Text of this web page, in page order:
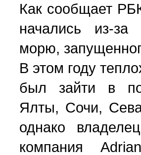
Как сообщает
начались из-
морю,
В этом году
был зайти в
Ялты, Сочи,
однако
компания